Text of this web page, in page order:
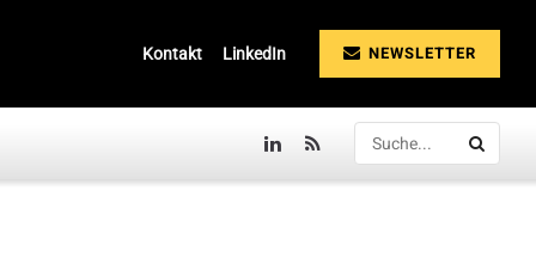
Kontakt LinkedIn NEWSLETTER